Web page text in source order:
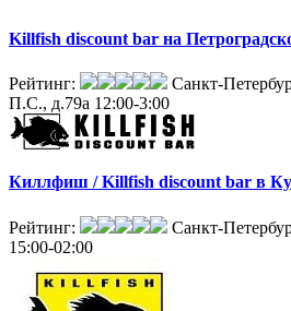
Killfish discount bar на
Рейтинг:
Санкт-
П.С., д.79а 12:00-3:00
Киллфиш / Killfish discount bar в
Рейтинг:
Санкт-
15:00-02:00